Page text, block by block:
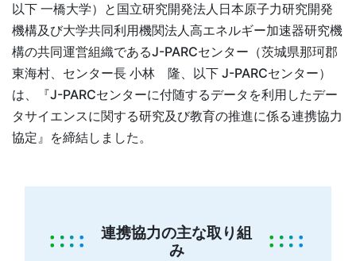
以下 一橋大学）と国立研究開発法人日本原子力研究開発
機構及び大学共同利用機関法人高エネルギー加速器研究機
構の共同運営組織であるJ-PARCセンター（茨城県那珂郡
東海村、センター長 小林 隆、以下 J-PARCセンター）
は、『J-PARCセンターに付随するデータを利用したデー
タサイエンスに関する研究及び教育の推進に係る連携協力
協定』を締結しました。
連携協力の主な取り組
み